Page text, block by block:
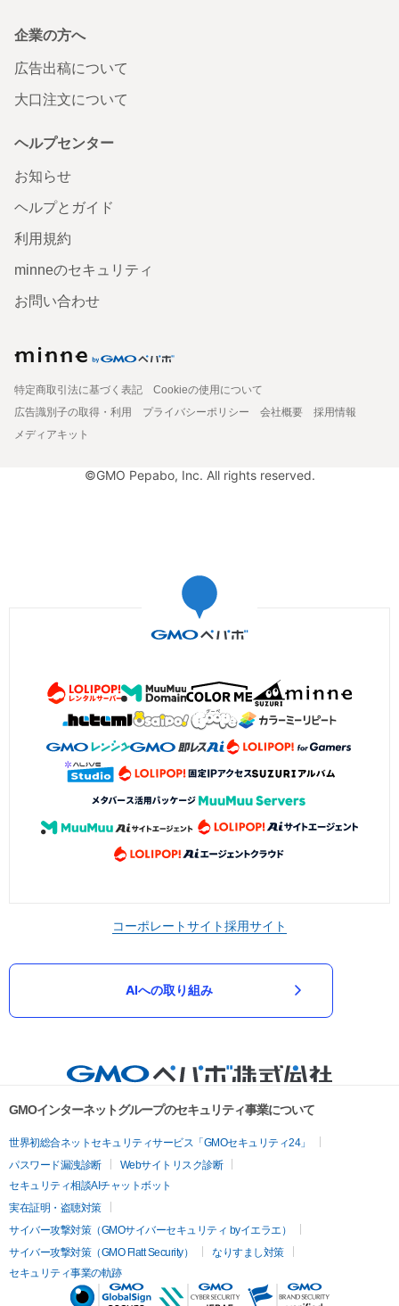
企業の方へ
広告出稿について
大口注文について
ヘルプセンター
お知らせ
ヘルプとガイド
利用規約
minneのセキュリティ
お問い合わせ
特定商取引法に基づく表記
Cookieの使用について
広告識別子の取得・利用
プライバシーポリシー 会社概要
採用情報
メディアキット
©GMO Pepabo, Inc. All rights reserved.
コーポレートサイト採用サイト
AIへの取り組み
GMOインターネットグループのセキュリティ事業について
世界初総合ネットセキュリティサービス「GMOセキュリティ24」
パスワード漏洩診断
Webサイトリスク診断
セキュリティ相談AIチャットボット
実在証明・盗聴対策
サイバー攻撃対策（GMOサイバーセキュリティ byイエラエ）
サイバー攻撃対策（GMO Flatt Security）
なりすまし対策
セキュリティ事業の軌跡